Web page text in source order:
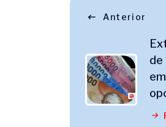
Anterior
de